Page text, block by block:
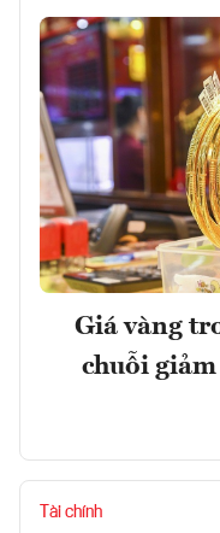
Giá vàng
chuỗi
Tài chính